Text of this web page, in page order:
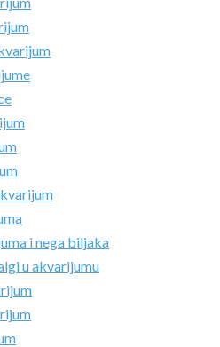
i nega biljaka
u akvarijumu